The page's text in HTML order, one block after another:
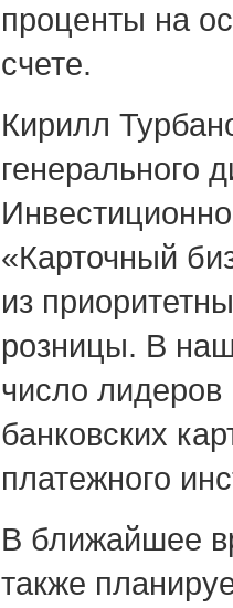
проценты на
счете.
Кирилл
генерального
«Карточный
из
розницы. В
число
банковских
платежного
В ближайшее
также